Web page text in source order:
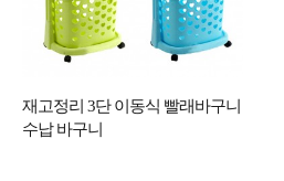
재고정리 3단 이동식 빨래바구니
수납 바구니